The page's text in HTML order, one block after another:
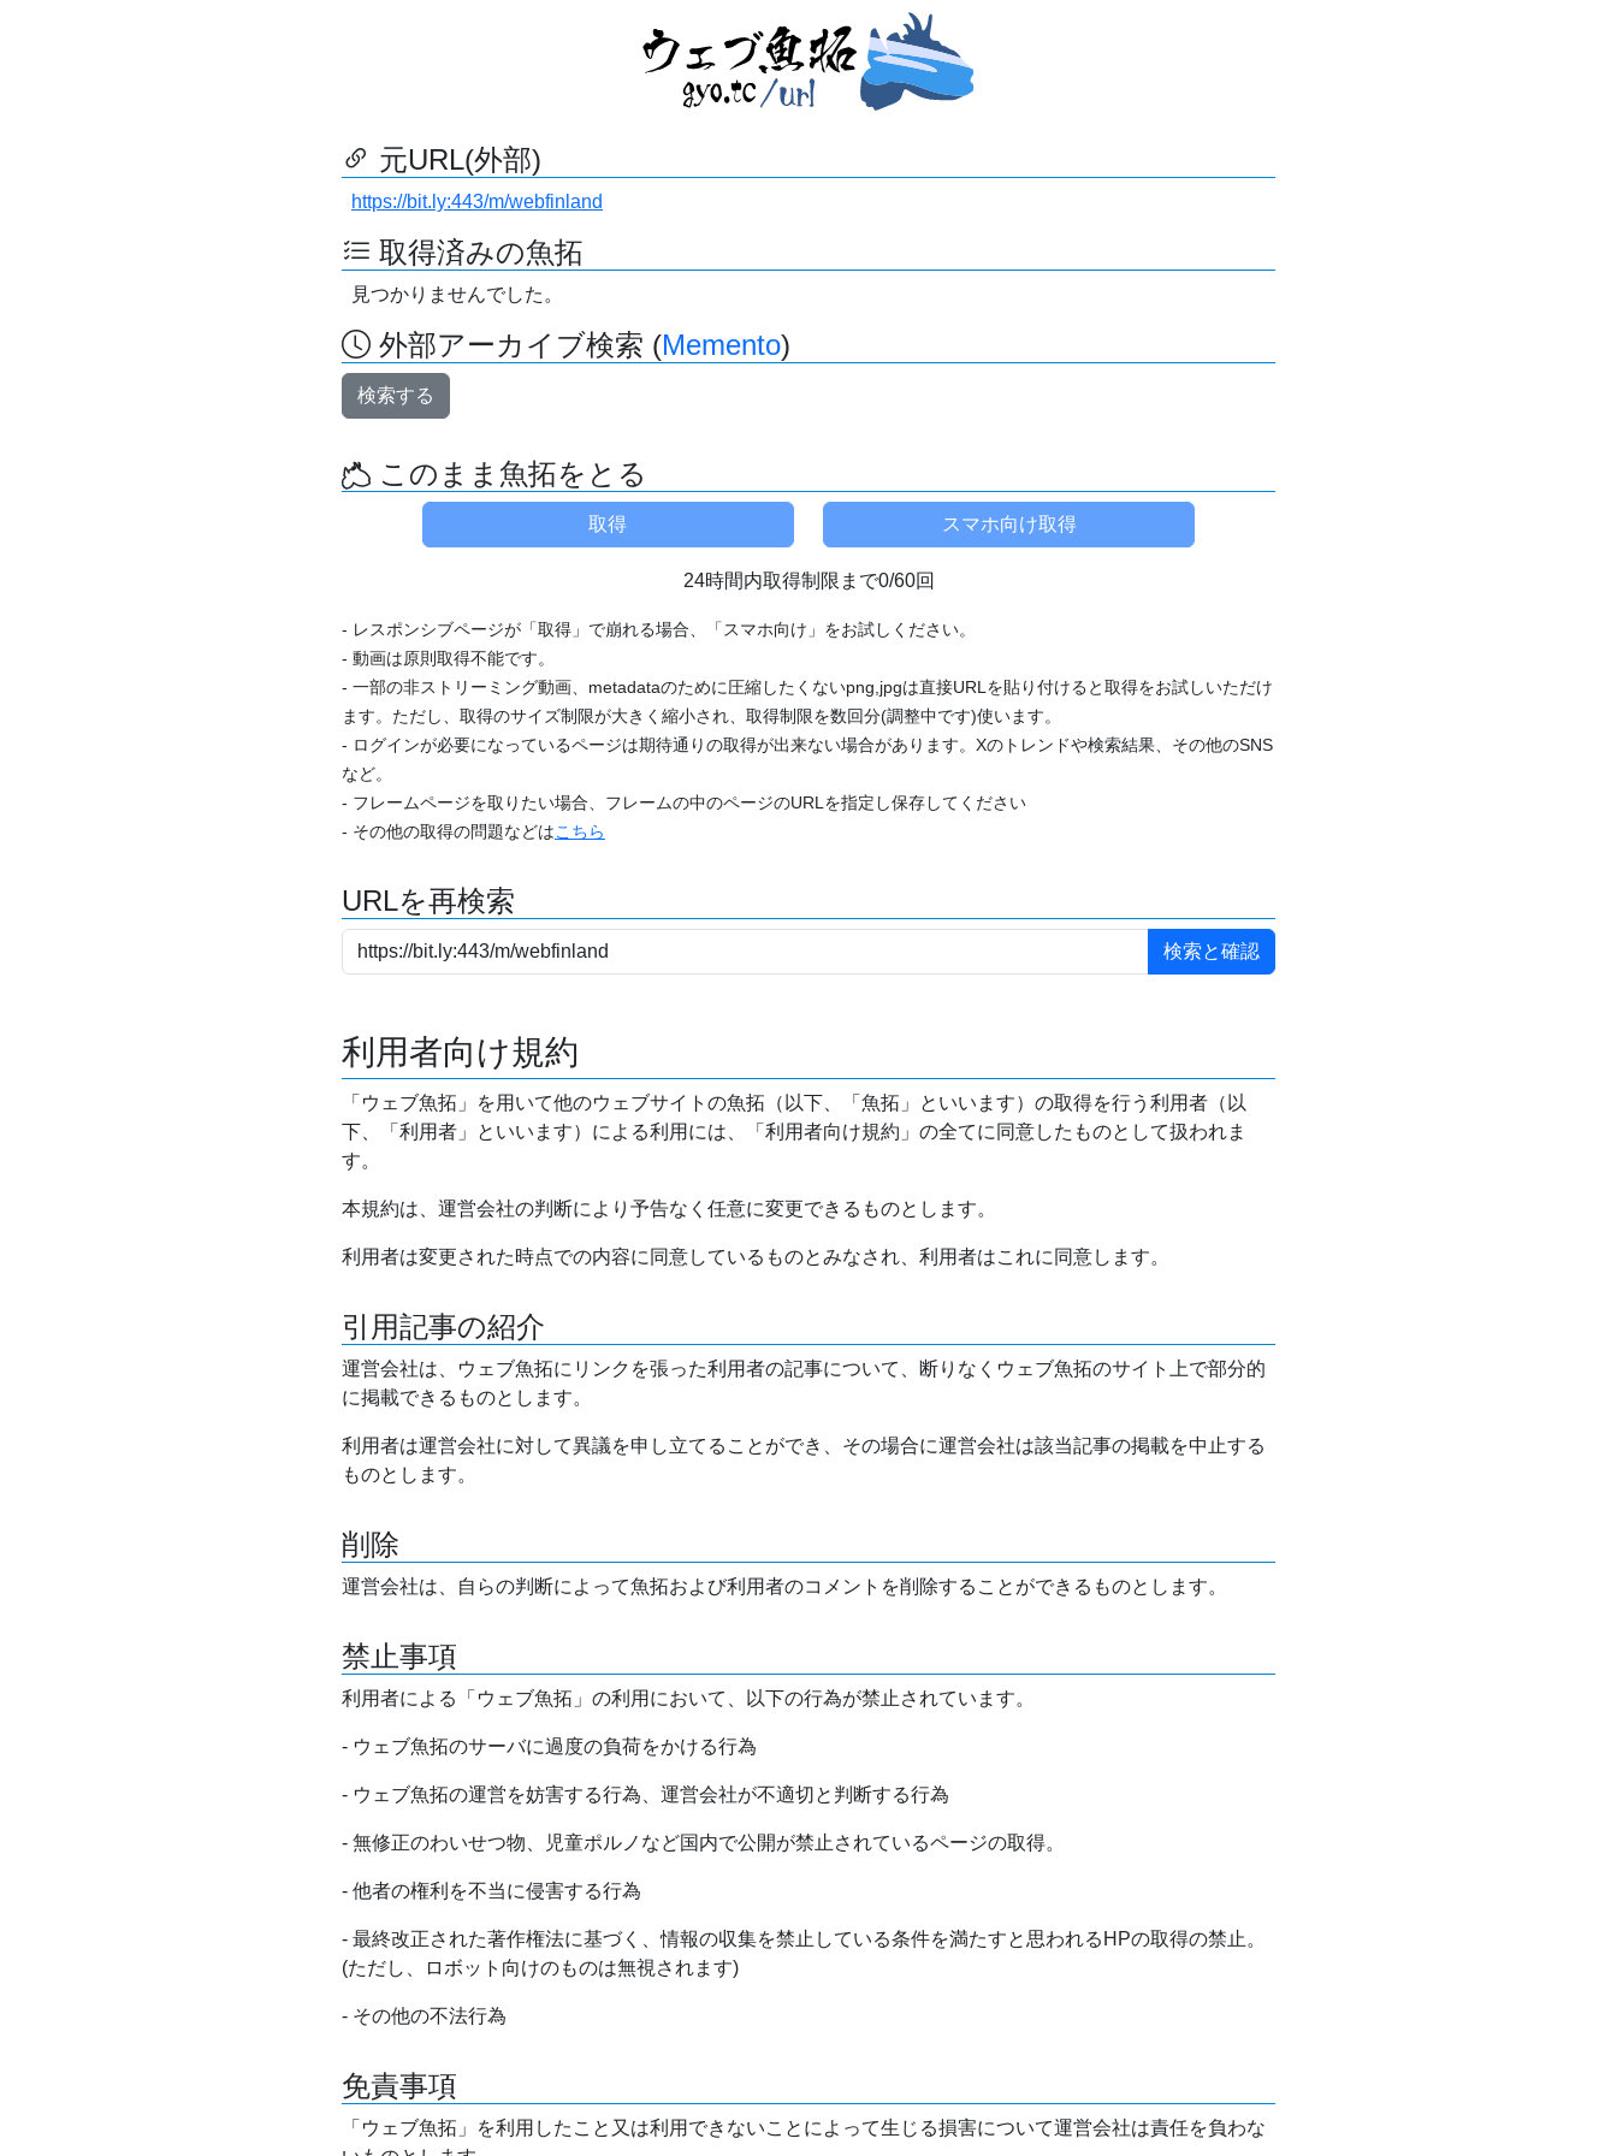
元URL(外部)
https://bit.ly:443/m/webfinland
取得済みの魚拓
見つかりませんでした。
外部アーカイブ検索 (Memento)
検索する
このまま魚拓をとる
24時間内取得制限まで0/60回
- レスポンシブページが「取得」で崩れる場合、「スマホ向け」をお試しください。
- 動画は原則取得不能です。
- 一部の非ストリーミング動画、metadataのために圧縮したくないpng,jpgは直接URLを貼り付けると取得をお試しいただけ
ます。ただし、取得のサイズ制限が大きく縮小され、取得制限を数回分(調整中です)使います。
- ログインが必要になっているページは期待通りの取得が出来ない場合があります。Xのトレンドや検索結果、その他のSNS
など。
- フレームページを取りたい場合、フレームの中のページのURLを指定し保存してください
- その他の取得の問題などはこちら
URLを再検索
利用者向け規約
「ウェブ魚拓」を用いて他のウェブサイトの魚拓（以下、「魚拓」といいます）の取得を行う利用者（以
下、「利用者」といいます）による利用には、「利用者向け規約」の全てに同意したものとして扱われま
す。
本規約は、運営会社の判断により予告なく任意に変更できるものとします。
利用者は変更された時点での内容に同意しているものとみなされ、利用者はこれに同意します。
引用記事の紹介
運営会社は、ウェブ魚拓にリンクを張った利用者の記事について、断りなくウェブ魚拓のサイト上で部分的
に掲載できるものとします。
利用者は運営会社に対して異議を申し立てることができ、その場合に運営会社は該当記事の掲載を中止する
ものとします。
削除
運営会社は、自らの判断によって魚拓および利用者のコメントを削除することができるものとします。
禁止事項
利用者による「ウェブ魚拓」の利用において、以下の行為が禁止されています。
- ウェブ魚拓のサーバに過度の負荷をかける行為
- ウェブ魚拓の運営を妨害する行為、運営会社が不適切と判断する行為
- 無修正のわいせつ物、児童ポルノなど国内で公開が禁止されているページの取得。
- 他者の権利を不当に侵害する行為
- 最終改正された著作権法に基づく、情報の収集を禁止している条件を満たすと思われるHPの取得の禁止。
(ただし、ロボット向けのものは無視されます)
- その他の不法行為
免責事項
「ウェブ魚拓」を利用したこと又は利用できないことによって生じる損害について運営会社は責任を負わな